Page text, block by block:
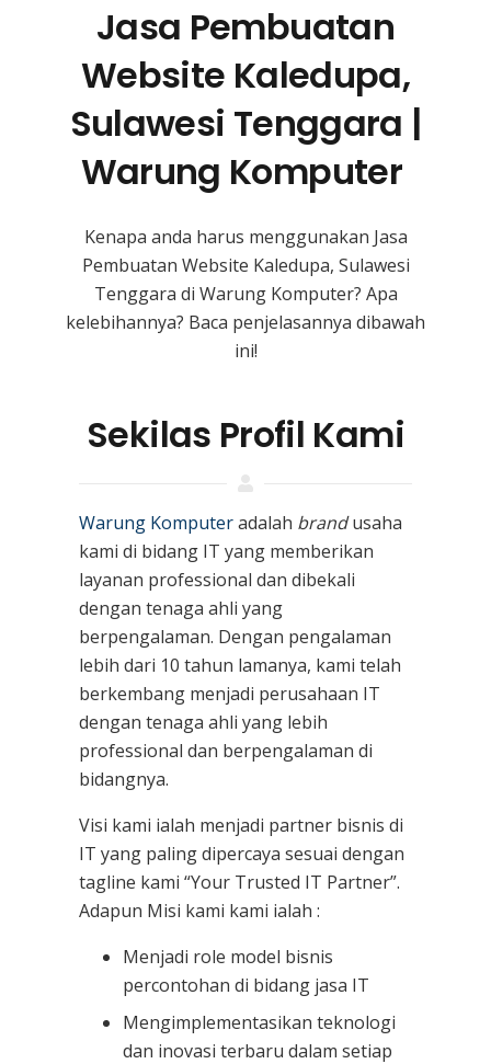
Jasa Pembuatan
Website Kaledupa,
Sulawesi Tenggara |
Warung Komputer
Kenapa anda harus menggunakan Jasa
Pembuatan Website Kaledupa, Sulawesi
Tenggara di Warung Komputer? Apa
kelebihannya? Baca penjelasannya dibawah
ini!
Sekilas Profil Kami
Warung Komputeradalah brandusaha
kami di bidang IT yang memberikan
layanan professional dan dibekali
dengan tenaga ahli yang
berpengalaman. Dengan pengalaman
lebih dari 10 tahun lamanya, kami telah
berkembang menjadi perusahaan IT
dengan tenaga ahli yang lebih
professional dan berpengalaman di
bidangnya.
Visi kami ialah menjadi partner bisnis di
IT yang paling dipercaya sesuai dengan
tagline kami “Your Trusted IT Partner”.
Adapun Misi kami kami ialah :
Menjadi role model bisnis
percontohan di bidang jasa IT
Mengimplementasikan teknologi
dan inovasi terbaru dalam setiap